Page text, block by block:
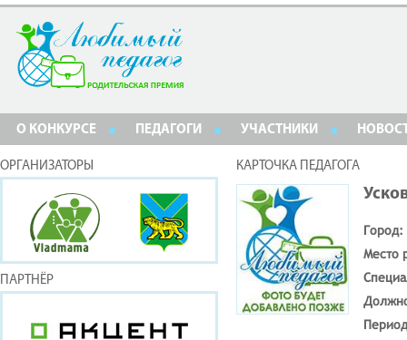
О КОНКУРСЕ ПЕДАГОГИ УЧАСТНИКИ
ОРГАНИЗАТОРЫ
ПАРТНЁР
КАРТОЧКА ПЕДАГОГА
Город:
Место